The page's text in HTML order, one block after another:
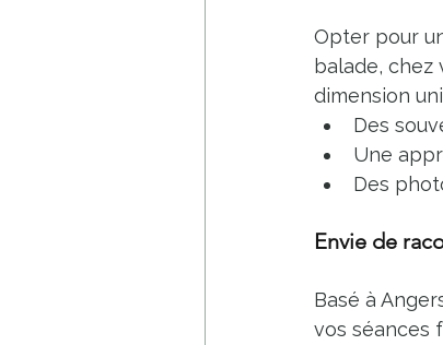
Opter pour
balade, chez
dimension
Des
Une
Des
Envie de
Basé à
vos séances